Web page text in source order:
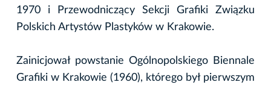
1970 i Przewodniczący Sekcji Grafiki Związku
Polskich Artystów Plastyków w Krakowie.
Zainicjował powstanie Ogólnopolskiego Biennale
Grafiki w Krakowie (1960), którego był pierwszym